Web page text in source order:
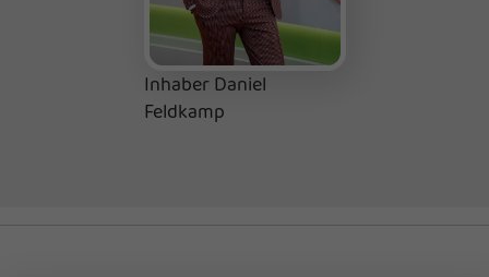
Inhaber Daniel
Feldkamp